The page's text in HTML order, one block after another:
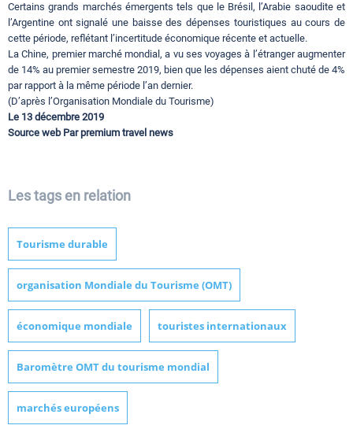
Certains grands marchés émergents tels que le Brésil, l’Arabie saoudite et
l’Argentine ont signalé une baisse des dépenses touristiques au cours de
cette période, reflétant l’incertitude économique récente et actuelle.
La Chine, premier marché mondial, a vu ses voyages à l’étranger augmenter
de 14% au premier semestre 2019, bien que les dépenses aient chuté de 4%
par rapport à la même période l’an dernier.
(D’après l’Organisation Mondiale du Tourisme)
Le 13 décembre 2019
Source web Par premium travel news
Les tags en relation
Tourisme durable
organisation Mondiale du Tourisme (OMT)
économique mondiale touristes internationaux
Baromètre OMT du tourisme mondial
marchés européens